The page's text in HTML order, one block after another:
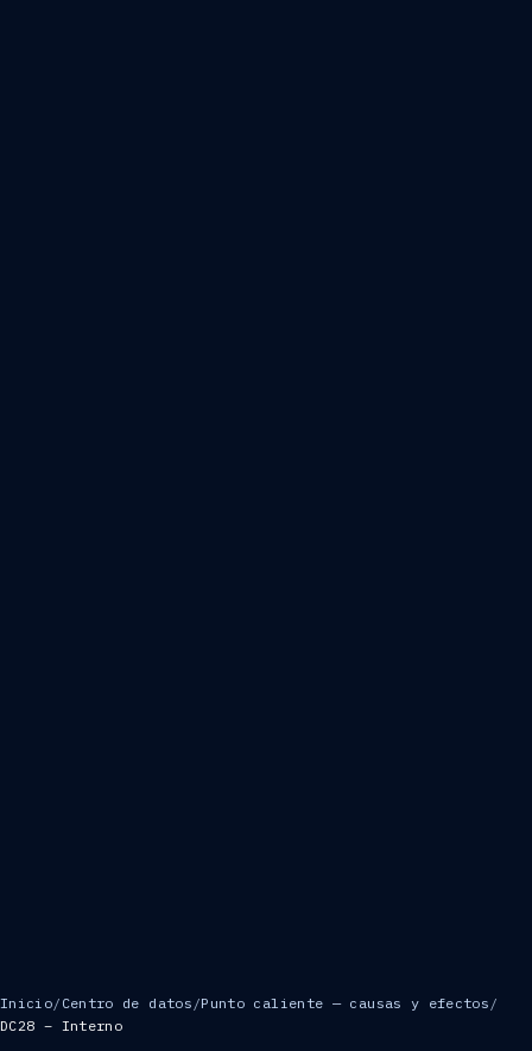
Inicio/ Centro de datos /Punto caliente — causas y efectos /
DC28 – Interno